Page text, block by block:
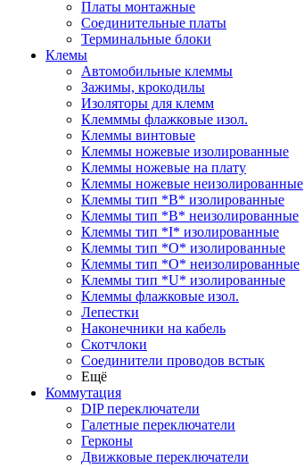
Платы монтажные
Соединительные платы
Терминальные блоки
Клемы
Автомобильные клеммы
Зажимы, крокодилы
Изоляторы для клемм
Клемммы флажковые изол.
Клеммы винтовые
Клеммы ножевые изолированные
Клеммы ножевые на плату
Клеммы ножевые неизолированные
Клеммы тип *B* изолированные
Клеммы тип *B* неизолированные
Клеммы тип *I* изолированные
Клеммы тип *O* изолированные
Клеммы тип *O* неизолированные
Клеммы тип *U* изолированные
Клеммы флажковые изол.
Лепестки
Наконечники на кабель
Скотчлоки
Соединители проводов встык
Ещё
Коммутация
DIP переключатели
Галетные переключатели
Герконы
Движковые переключатели